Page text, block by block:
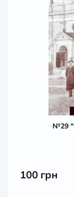
№29
100 грн